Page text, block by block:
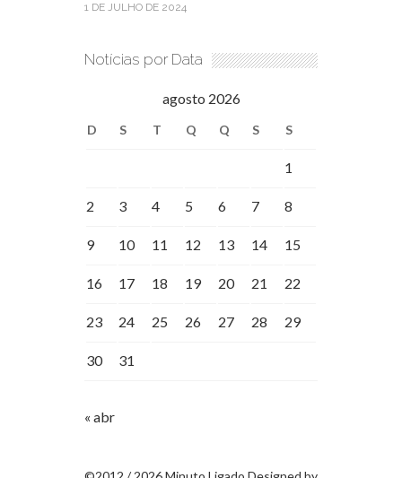
1 DE JULHO DE 2024
Notícias por Data
agosto 2026
D S T Q Q S S
1
2 3 4 5 6 7 8
9 10 11 12 13 14 15
16 17 18 19 20 21 22
23 24 25 26 27 28 29
30 31
« abr